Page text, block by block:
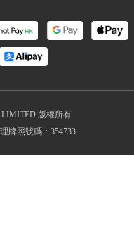
LIMITED 版權所有
牌照號碼：354733